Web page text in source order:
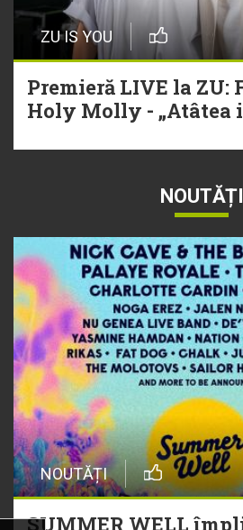
ZU IS YOU
Premieră LIVE la ZU:
Holy Molly - „Atâtea
NOUTĂȚI
NOUTĂȚI
SUMMER WELL